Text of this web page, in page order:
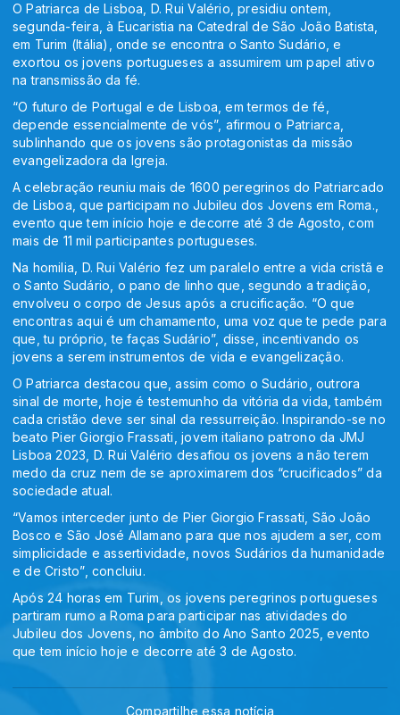
O Patriarca de Lisboa, D. Rui Valério, presidiu ontem,
segunda-feira, à Eucaristia na Catedral de São João Batista,
em Turim (Itália), onde se encontra o Santo Sudário, e
exortou os jovens portugueses a assumirem um papel ativo
na transmissão da fé.
“O futuro de Portugal e de Lisboa, em termos de fé,
depende essencialmente de vós”, afirmou o Patriarca,
sublinhando que os jovens são protagonistas da missão
evangelizadora da Igreja.
A celebração reuniu mais de 1600 peregrinos do Patriarcado
de Lisboa, que participam no Jubileu dos Jovens em Roma.,
evento que tem início hoje e decorre até 3 de Agosto, com
mais de 11 mil participantes portugueses.
Na homilia, D. Rui Valério fez um paralelo entre a vida cristã e
o Santo Sudário, o pano de linho que, segundo a tradição,
envolveu o corpo de Jesus após a crucificação. “O que
encontras aqui é um chamamento, uma voz que te pede para
que, tu próprio, te faças Sudário”, disse, incentivando os
jovens a serem instrumentos de vida e evangelização.
O Patriarca destacou que, assim como o Sudário, outrora
sinal de morte, hoje é testemunho da vitória da vida, também
cada cristão deve ser sinal da ressurreição. Inspirando-se no
beato Pier Giorgio Frassati, jovem italiano patrono da JMJ
Lisboa 2023, D. Rui Valério desafiou os jovens a não terem
medo da cruz nem de se aproximarem dos “crucificados” da
sociedade atual.
“Vamos interceder junto de Pier Giorgio Frassati, São João
Bosco e São José Allamano para que nos ajudem a ser, com
simplicidade e assertividade, novos Sudários da humanidade
e de Cristo”, concluiu.
Após 24 horas em Turim, os jovens peregrinos portugueses
partiram rumo a Roma para participar nas atividades do
Jubileu dos Jovens, no âmbito do Ano Santo 2025, evento
que tem início hoje e decorre até 3 de Agosto.
Compartilhe essa notícia